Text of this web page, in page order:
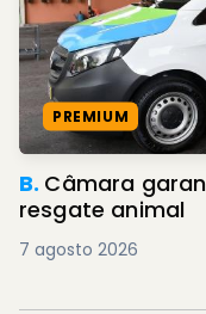
PREMIUM
B. Câmara
resgate animal
7 agosto 2026